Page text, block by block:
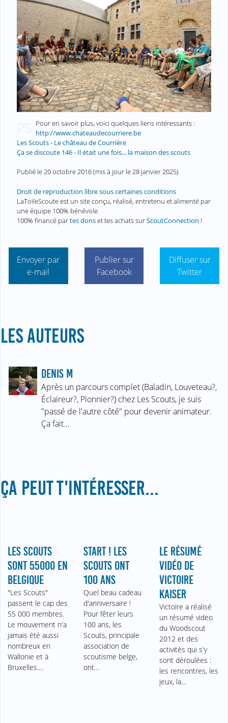
PS Pour en savoir plus, voici quelques liens intéressants :
http://www.chateaudecourriere.be
Les Scouts - Le château de Courrière
Ça se discoute 146 - Il était une fois... la maison des scouts
Publié le20 octobre 2016(mis à jour le28 janvier 2025)
Droit de reproduction libre sous certaines conditions
LaToileScoute est un site conçu, réalisé, entretenu et alimenté par
une équipe 100% bénévole.
100% financé partes donset tes achats surScoutConnection !
Envoyer par
e-mail
Publier sur
Facebook
Diffuser sur
Twitter
LES AUTEURS
DENIS M
Après un parcours complet (Baladin, Louveteau?,
Éclaireur?, Pionnier?) chez Les Scouts, je suis
"passé de l'autre côté" pour devenir animateur.
Ça fait…
ÇA PEUT T'INTÉRESSER...
LES SCOUTS
SONT 55000 EN
BELGIQUE
"Les Scouts"
passent le cap des
55 000 membres.
Le mouvement n'a
jamais été aussi
nombreux en
Wallonie et à
Bruxelles.…
START ! LES
SCOUTS ONT
100 ANS
Quel beau cadeau
d'anniversaire !
Pour fêter leurs
100 ans, les
Scouts, principale
association de
scoutisme belge,
ont…
LE RÉSUMÉ
VIDÉO DE
VICTOIRE
KAISER
Victoire a réalisé
un résumé video
du Woodscout
2012 et des
activités qui s'y
sont déroulées :
les rencontres, les
jeux, la…